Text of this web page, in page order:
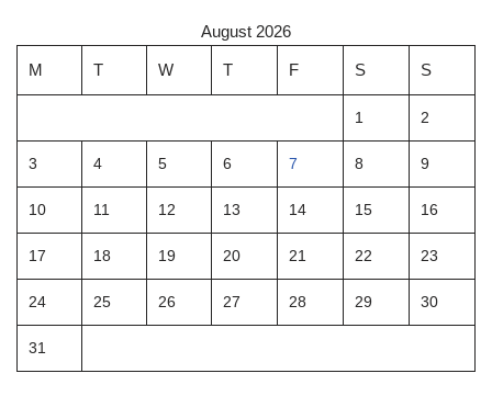
August 2026
M T W T F S S
1 2
3 4 5 6 7 8 9
10 11 12 13 14 15 16
17 18 19 20 21 22 23
24 25 26 27 28 29 30
31